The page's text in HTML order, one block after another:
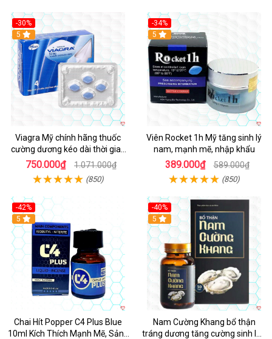
-30%
5
Viagra Mỹ chính hãng thuốc
cường dương kéo dài thời gian
cho Nam nhập khẩu chính ngạch
750.000₫ 1.071.000₫
(850)
-34%
5
Viên Rocket 1h Mỹ tăng sinh lý
nam, mạnh mẽ, nhập khẩu
389.000₫ 589.000₫
(850)
-42%
5
Chai Hít Popper C4 Plus Blue
10ml Kích Thích Mạnh Mẽ, Sảng
-40%
5
Nam Cường Khang bổ thận
tráng dương tăng cường sinh lực